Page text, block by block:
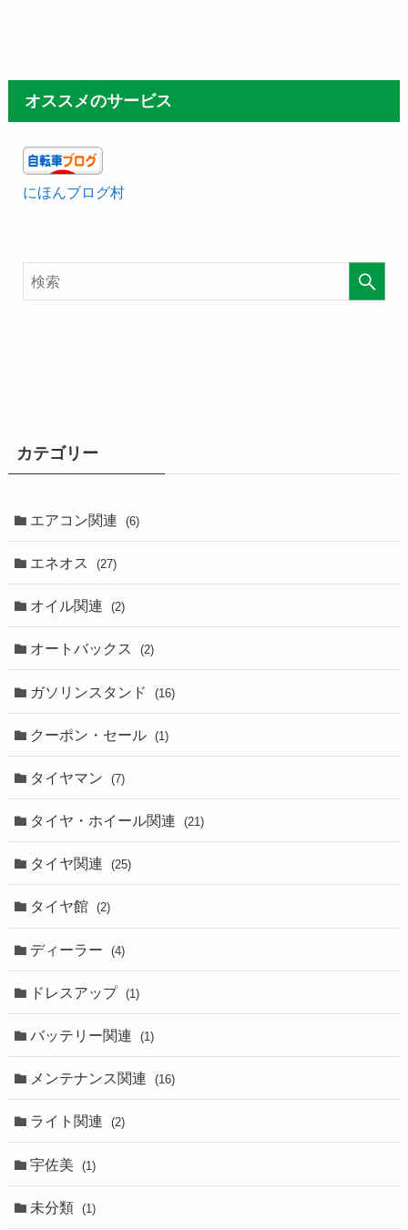
オススメのサービス
にほんブログ村
カテゴリー
エアコン関連 (6)
エネオス (27)
オイル関連 (2)
オートバックス (2)
ガソリンスタンド (16)
クーポン・セール (1)
タイヤマン (7)
タイヤ・ホイール関連 (21)
タイヤ関連 (25)
タイヤ館 (2)
ディーラー (4)
ドレスアップ (1)
バッテリー関連 (1)
メンテナンス関連 (16)
ライト関連 (2)
宇佐美 (1)
未分類 (1)